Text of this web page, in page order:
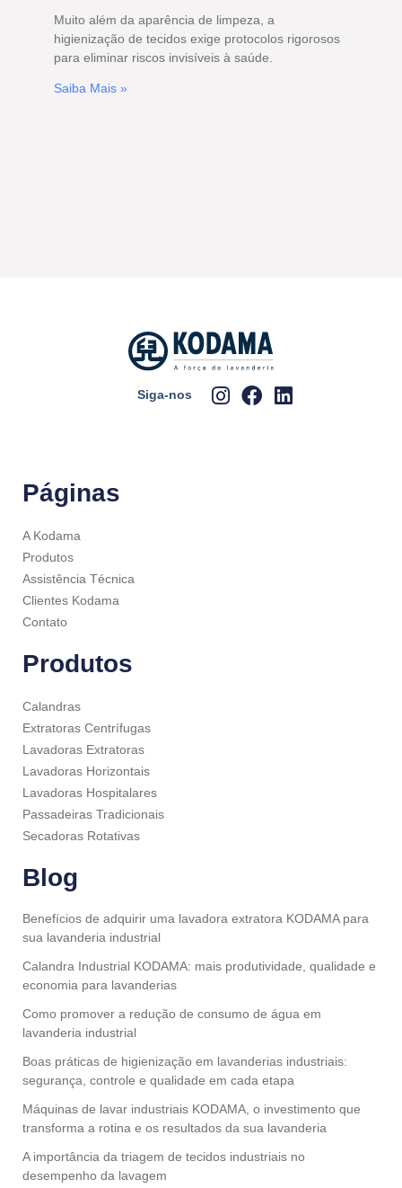
Muito além da aparência de limpeza, a
higienização de tecidos exige protocolos rigorosos
para eliminar riscos invisíveis à saúde.
Saiba Mais »
Siga-nos
Páginas
A Kodama
Produtos
Assistência Técnica
Clientes Kodama
Contato
Produtos
Calandras
Extratoras Centrífugas
Lavadoras Extratoras
Lavadoras Horizontais
Lavadoras Hospitalares
Passadeiras Tradicionais
Secadoras Rotativas
Blog
Benefícios de adquirir uma lavadora extratora KODAMA para
sua lavanderia industrial
Calandra Industrial KODAMA: mais produtividade, qualidade e
economia para lavanderias
Como promover a redução de consumo de água em
lavanderia industrial
Boas práticas de higienização em lavanderias industriais:
segurança, controle e qualidade em cada etapa
Máquinas de lavar industriais KODAMA, o investimento que
transforma a rotina e os resultados da sua lavanderia
A importância da triagem de tecidos industriais no
desempenho da lavagem